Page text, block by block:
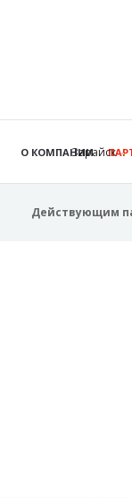
Зарайск
О КОМПАНИИ
Действующим